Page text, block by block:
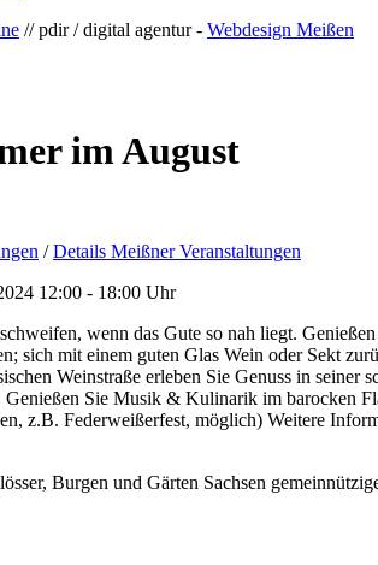
// pdir / digital agentur - Webdesign Meißen
im August
/ Details Meißner Veranstaltungen
12:00 - 18:00 Uhr
wenn das Gute so nah liegt.
sich mit einem guten Glas Wein oder Sekt
Weinstraße erleben Sie Genuss in
Genießen Sie Musik & Kulinarik im barocken
z.B. Federweißerfest, möglich) Weitere
Burgen und Gärten Sachsen